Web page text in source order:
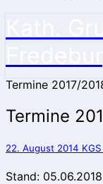
Termine 2017/
Termine
22. August 2014
Stand: 05.06.2018